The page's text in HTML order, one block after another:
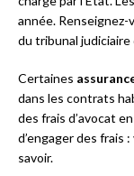
année. Renseignez-
du tribunal
Certaines
dans les contrats
des frais d’avocat
d’engager des frais
savoir.